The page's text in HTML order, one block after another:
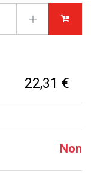
22,31 €
Non